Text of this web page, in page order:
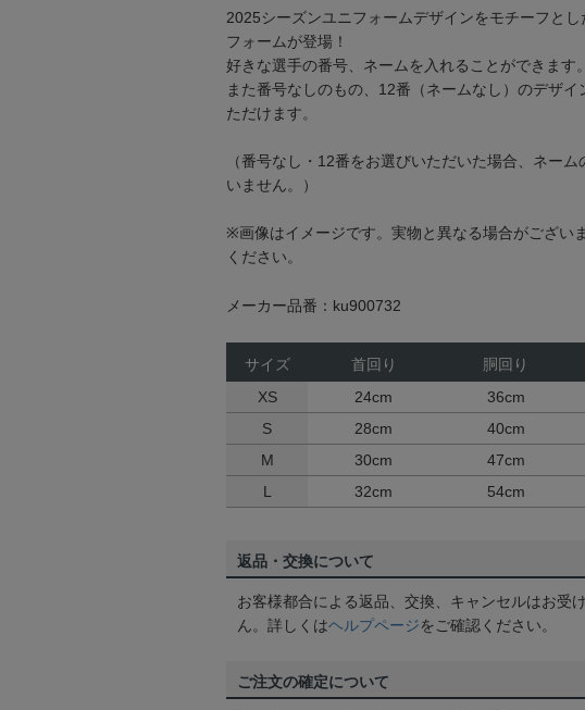
2025シーズンユニフォームデザインをモチーフとし
フォームが登場！
好きな選手の番号、ネームを入れることができます。
また番号なしのもの、12番（ネームなし）のデザイ
ただけます。
（番号なし・12番をお選びいただいた場合、ネーム
いません。）
※画像はイメージです。実物と異なる場合がござい
ください。
メーカー品番：ku900732
サイズ 首回り 胴回り
XS
24cm 36cm
S
28cm 40cm
M
30cm 47cm
L
32cm 54cm
返品・交換について
お客様都合による返品、交換、キャンセルはお受
ん。詳しくはヘルプページをご確認ください。
ご注文の確定について